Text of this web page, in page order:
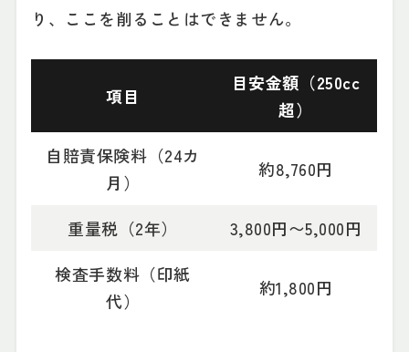
り、ここを削ることはできません。
項目
目安金額（250cc
超）
自賠責保険料（24カ
月）
約8,760円
重量税（2年）
3,800円〜5,000円
検査手数料（印紙
代）
約1,800円